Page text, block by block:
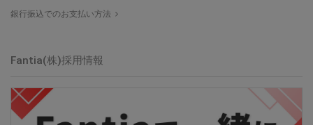
銀行振込でのお支払い方法
Fantia(株)採用情報